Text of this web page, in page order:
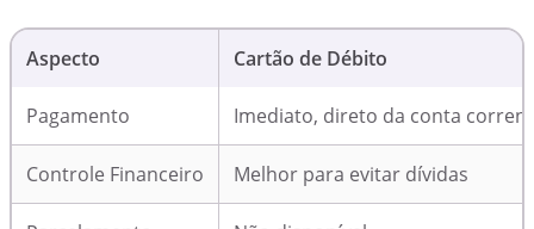
Aspecto Cartão de Débito
Pagamento Imediato, direto da conta
Controle Financeiro Melhor para evitar dívidas